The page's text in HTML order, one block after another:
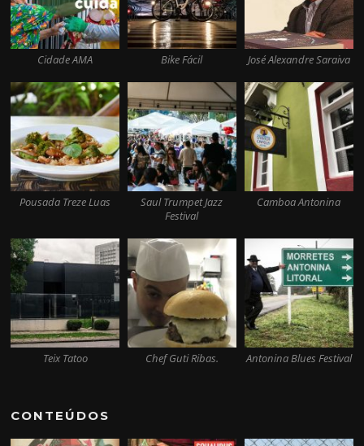
Cidade AMA Bike Fácil José Alexandre Saraiva
Pousada Treze Luas
Saul Trumpet Jazz
Festival
Camboa Antonina
Teix Tatoo Chef Guti Ribas. Antonina Blues Festival
CONTEÚDOS